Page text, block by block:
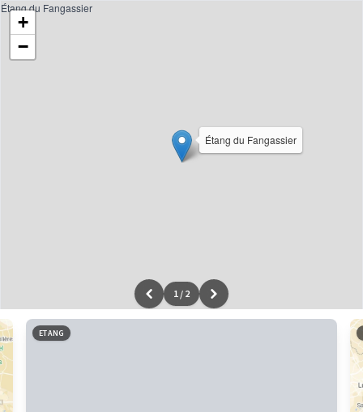
Étang du Fangassier
+
−
Leaflet|données ©OpenStreetMap/ODbL - renduOSM France
Étang du Fangassier
1 / 2
ETANG